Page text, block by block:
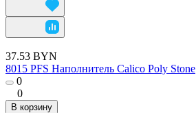
37.53 BYN
8015 PFS Наполнитель Calico Poly Stone
0
0
В корзину